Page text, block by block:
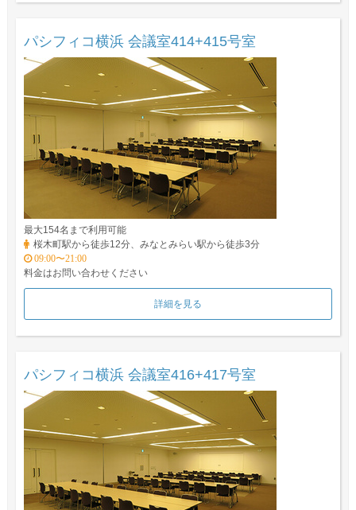
パシフィコ横浜 会議室414+415号室
最大154名まで利用可能
桜木町駅から徒歩12分、みなとみらい駅から徒歩3分
09:00〜21:00
料金はお問い合わせください
詳細を見る
パシフィコ横浜 会議室416+417号室